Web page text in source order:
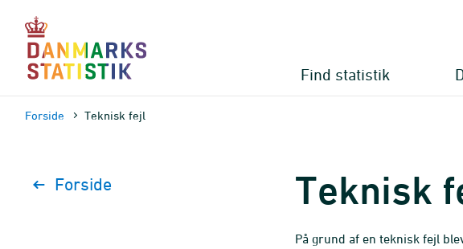
sidens
indhold
Find statistik
Forside Teknisk fejl
Teknisk
På grund af en teknisk fejl
Forside